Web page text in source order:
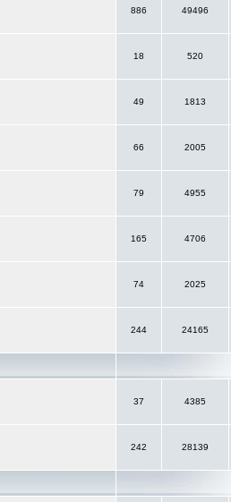
886 49496
18 520
49 1813
66 2005
79 4955
165 4706
74 2025
244 24165
37 4385
242 28139